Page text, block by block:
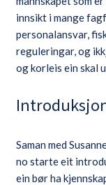
innsikt i mange
personalansvar,
reguleringar, og
og korleis ein skal
Saman med
no starte eit
ein bør ha